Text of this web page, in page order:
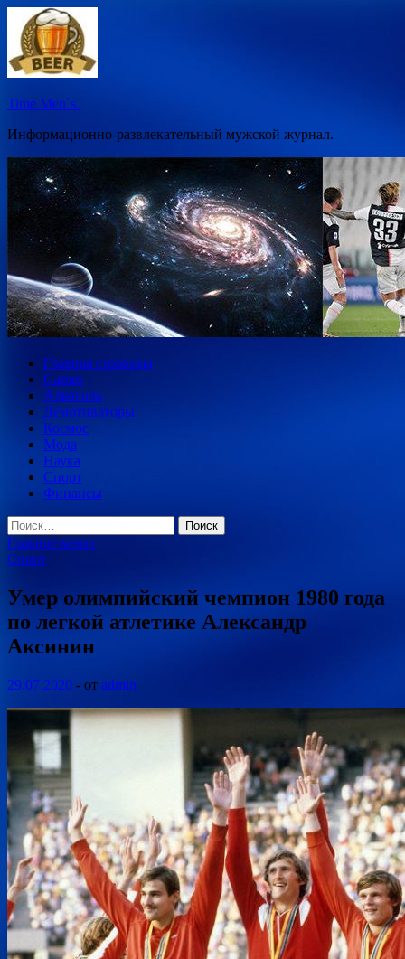
Перейти
содержимому
Time Men`s.
Информационно-развлекательный мужской журнал.
Главная страница
Games
Алкоголь
Демотиваторы
Космос
Мода
Наука
Спорт
Финансы
Найти:
Главное меню
Спорт
Умер олимпийский чемпион 1980 года
по легкой атлетике Александр
Аксинин
29.07.2020 - от admin